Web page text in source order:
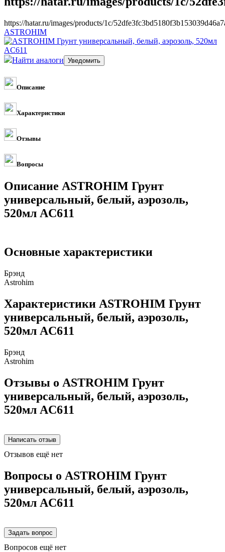
https://hatar.ru/images/products/1c/
ASTROHIM
Найти аналоги
Описание
Характеристики
Отзывы
Вопросы
Описание ASTROHIM Грунт
универсальный, белый, аэрозоль,
520мл AC611
Основные характеристики
Брэнд
Astrohim
Характеристики ASTROHIM Грунт
универсальный, белый, аэрозоль,
520мл AC611
Брэнд
Astrohim
Отзывы о ASTROHIM Грунт
универсальный, белый, аэрозоль,
520мл AC611
Отзывов ещё нет
Вопросы о ASTROHIM Грунт
универсальный, белый, аэрозоль,
520мл AC611
Вопросов ещё нет